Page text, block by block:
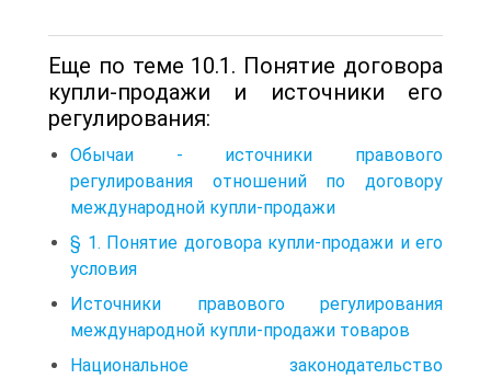
Еще по теме 10.1. Понятие договора
купли-продажи и источники его
регулирования:
Обычаи - источники правового
регулирования отношений по договору
международной купли-продажи
§ 1. Понятие договора купли-продажи и его
условия
Источники правового регулирования
международной купли-продажи товаров
Национальное законодательство